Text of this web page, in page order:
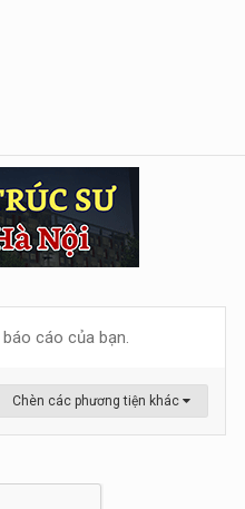
cáo của bạn.
Chèn các phương tiện khác